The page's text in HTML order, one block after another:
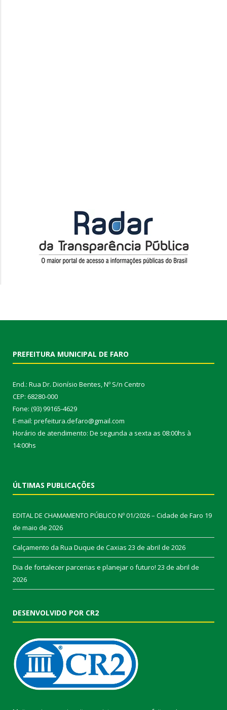
PREFEITURA MUNICIPAL DE FARO
End.: Rua Dr. Dionísio Bentes, Nº S/n Centro
CEP: 68280-000
Fone: (93) 99165-4629
E-mail: prefeitura.defaro@gmail.com
Horário de atendimento: De segunda a sexta as 08:00hs à
14:00hs
ÚLTIMAS PUBLICAÇÕES
EDITAL DE CHAMAMENTO PÚBLICO Nº 01/2026 – Cidade de Faro 19
de maio de 2026
Calçamento da Rua Duque de Caxias 23 de abril de 2026
Dia de fortalecer parcerias e planejar o futuro! 23 de abril de
2026
DESENVOLVIDO POR CR2